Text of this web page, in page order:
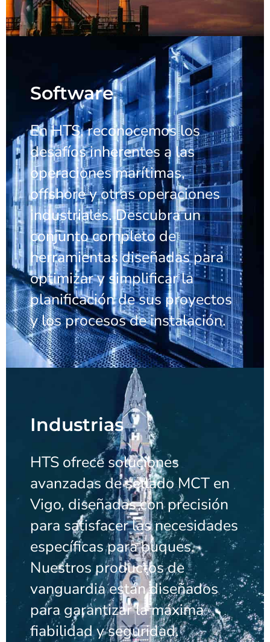
Software
En HTS, reconocemos los
desafíos inherentes a las
operaciones marítimas,
offshore y otras operaciones
industriales. Descubra un
conjunto completo de
herramientas diseñadas para
optimizar y simplificar la
planificación de sus proyectos
y los procesos de instalación.
Industrias
HTS ofrece soluciones
avanzadas de sellado MCT en
Vigo, diseñadas con precisión
para satisfacer las necesidades
específicas para buques.
Nuestros productos de
vanguardia están diseñados
para garantizar la máxima
fiabilidad y seguridad.